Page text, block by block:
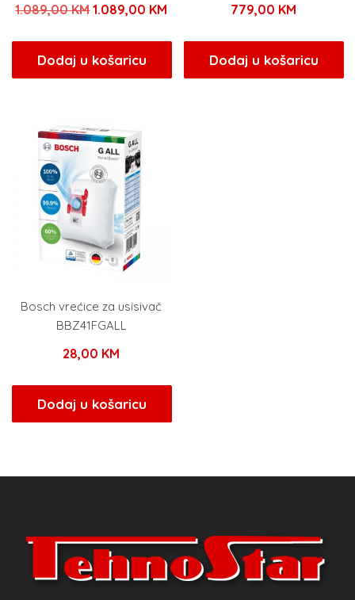
1.089,00KMIzvorna
bila
je:
1.089,00 KM
1.089,00 KM.
Dodaj u košaricu
779,00 KM
Dodaj u košaricu
Bosch vrećice za usisivač
BBZ41FGALL
28,00 KM
Dodaj u košaricu